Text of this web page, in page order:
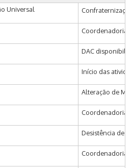
Universal
Coordenadoria
DAC
Início das
Alteração de
Coordenadoria
Desistência de
Coordenadoria